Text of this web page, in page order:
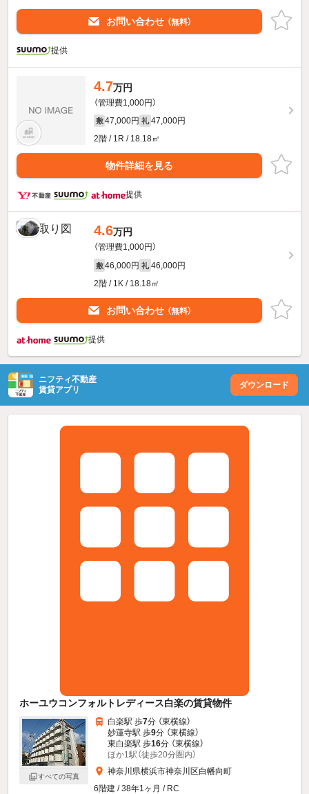
お問い合わせ （無料）
提供
4.7万円
（管理費1,000円）
敷 47,000円 礼 47,000円
2階 / 1R / 18.18㎡
物件詳細を見る
提供
4.6万円
（管理費1,000円）
敷 46,000円 礼 46,000円
2階 / 1K / 18.18㎡
お問い合わせ （無料）
提供
ニフティ不動産
賃貸アプリ
ダウンロード
ホーユウコンフォルトレディース白楽の賃貸物件
すべての写真
白楽駅 歩7分 （東横線）
妙蓮寺駅 歩9分 （東横線）
東白楽駅 歩16分 （東横線）
ほか1駅（徒歩20分圏内）
神奈川県横浜市神奈川区白幡向町
6階建 / 38年1ヶ月 / RC